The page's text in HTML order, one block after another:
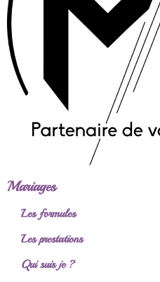
Mariages
Les formules
Les prestations
Qui suis je ?